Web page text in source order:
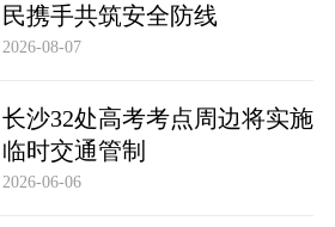
民携手共筑安全防线
2026-08-07
长沙32处高考考点周边将实施
临时交通管制
2026-06-06